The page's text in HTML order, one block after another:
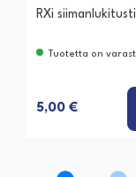
RXi
Tuotetta on
5,00 €